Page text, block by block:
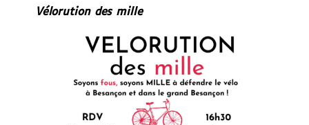
Vélorution des mille